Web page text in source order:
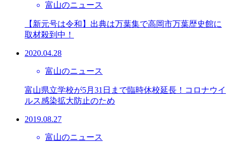
富山のニュース
【新元号は令和】出典は万葉集で高岡市万葉歴史館に
取材殺到中！
2020.04.28
富山のニュース
富山県立学校が5月31日まで臨時休校延長！コロナウイ
ルス感染拡大防止のため
2019.08.27
富山のニュース